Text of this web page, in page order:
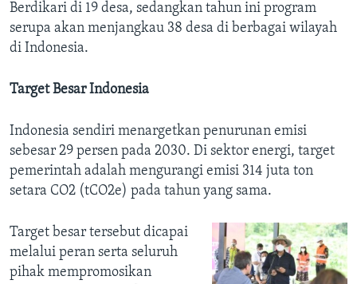
Berdikari di 19 desa, sedangkan tahun ini program
serupa akan menjangkau 38 desa di berbagai wilayah
di Indonesia.
Target Besar Indonesia
Indonesia sendiri menargetkan penurunan emisi
sebesar 29 persen pada 2030. Di sektor energi, target
pemerintah adalah mengurangi emisi 314 juta ton
setara CO2 (tCO2e) pada tahun yang sama.
Target besar tersebut dicapai
melalui peran serta seluruh
pihak mempromosikan